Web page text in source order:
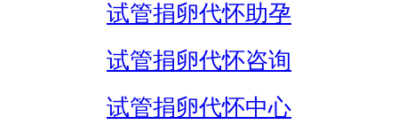
试管捐卵代怀助孕
试管捐卵代怀咨询
试管捐卵代怀中心